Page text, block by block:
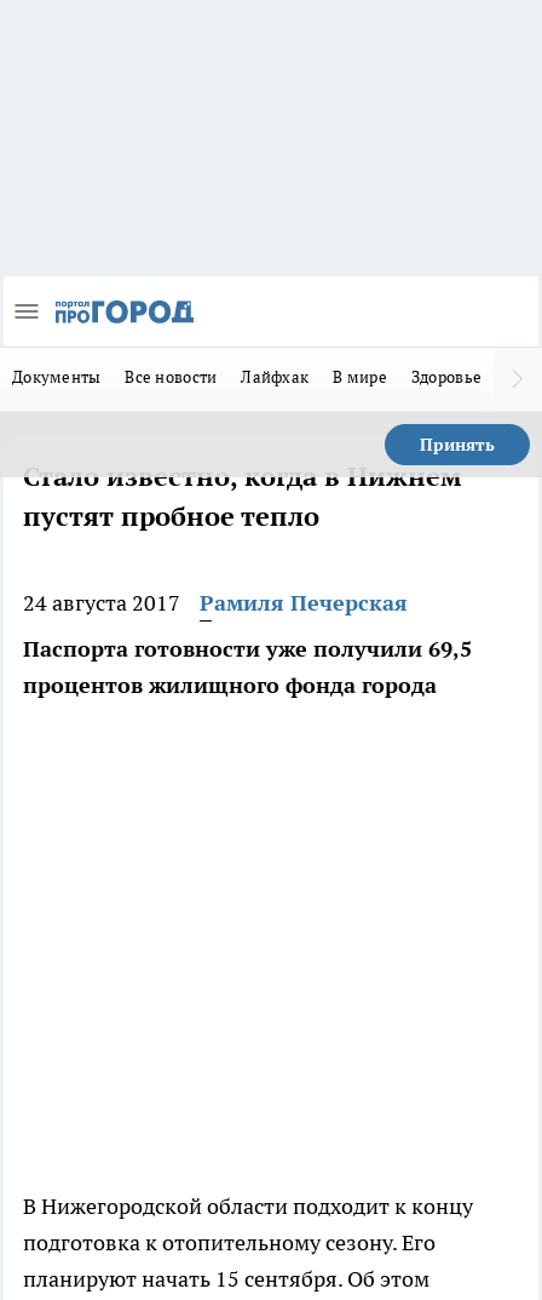
Документы Все новости Лайфхак В мире Здоровье
Принять
Стало известно, когда в Нижнем
пустят пробное тепло
24 августа 2017
Рамиля Печерская
Паспорта готовности уже получили 69,5
процентов жилищного фонда города
В Нижегородской области подходит к концу
подготовка к отопительному сезону. Его
планируют начать 15 сентября. Об этом